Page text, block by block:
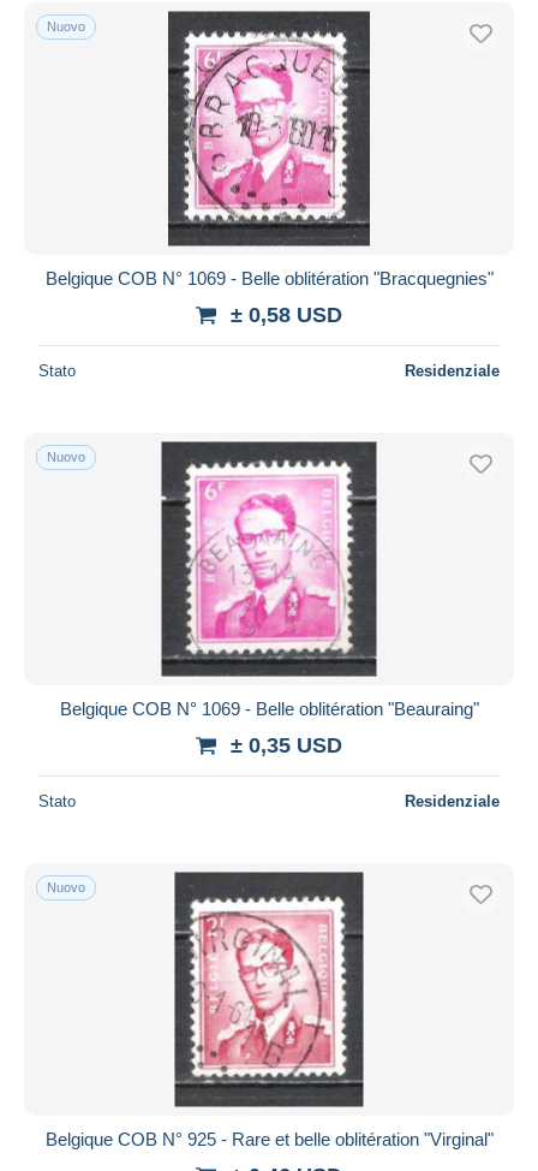
Spedizione gratuita
Metodi di pagamento
PayPal
Bonifico bancario
Mastercard
Bancontact
Residenza del venditore
Aggiorna
Nuovo
Belgique COB N° 1069 - Belle oblitération "Bracquegnies"
± 0,58 USD
Stato Residenziale
Nuovo
Belgique COB N° 1069 - Belle oblitération "Beauraing"
± 0,35 USD
Stato Residenziale
Nuovo
Belgique COB N° 925 - Rare et belle oblitération "Virginal"